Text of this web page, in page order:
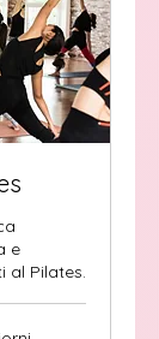
e
al Pilates.